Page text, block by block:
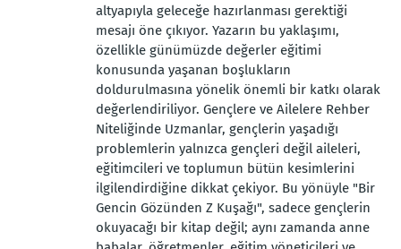
altyapıyla geleceğe hazırlanması gerektiği
mesajı öne çıkıyor. Yazarın bu yaklaşımı,
özellikle günümüzde değerler eğitimi
konusunda yaşanan boşlukların
doldurulmasına yönelik önemli bir katkı olarak
değerlendiriliyor. Gençlere ve Ailelere Rehber
Niteliğinde Uzmanlar, gençlerin yaşadığı
problemlerin yalnızca gençleri değil aileleri,
eğitimcileri ve toplumun bütün kesimlerini
ilgilendirdiğine dikkat çekiyor. Bu yönüyle "Bir
Gencin Gözünden Z Kuşağı", sadece gençlerin
okuyacağı bir kitap değil; aynı zamanda anne